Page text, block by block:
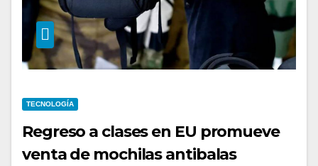
TECNOLOGÍA
Regreso a clases en EU promueve
venta de mochilas antibalas